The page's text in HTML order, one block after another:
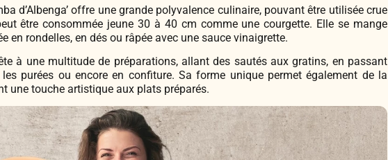
d’Albenga’ offre une grande polyvalence culinaire, pouvant être utilisée crue
être consommée jeune 30 à 40 cm comme une courgette. Elle se mange
en rondelles, en dés ou râpée avec une sauce vinaigrette.
à une multitude de préparations, allant des sautés aux gratins, en passant
purées ou encore en confiture. Sa forme unique permet également de la
une touche artistique aux plats préparés.